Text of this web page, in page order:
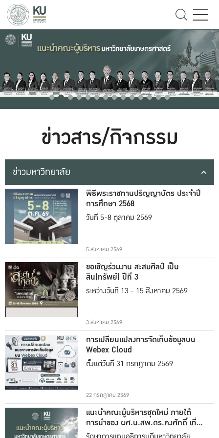
ข่าวสาร/กิจกรรม
ข่าวมหาวิทยาลัย
พิธีพระราชทานปริญญาบัตร ประจำปี
การศึกษา 2568
วันที่ 5-8 ตุลาคม 2569
5 สิงหาคม 2569
ขอเชิญร่วมงาน สะสมศิลป์ เป็น
สิน(ทรัพย์) ปีที่ 3
ระหว่างวันที่ 13 - 15 สิงหาคม 2569
3 สิงหาคม 2569
การเปลี่ยนแปลงการจัดเก็บข้อมูลบน
Webex Cloud
ตั้งแต่วันที่ 31 กรกฎาคม 2569
22 กรกฎาคม 2569
แนะนำคณะผู้บริหารชุดใหม่ ภายใต้
การนำของ ผศ.น.สพ.ดร.คงศักดิ์ เที่ยง
ธรรม